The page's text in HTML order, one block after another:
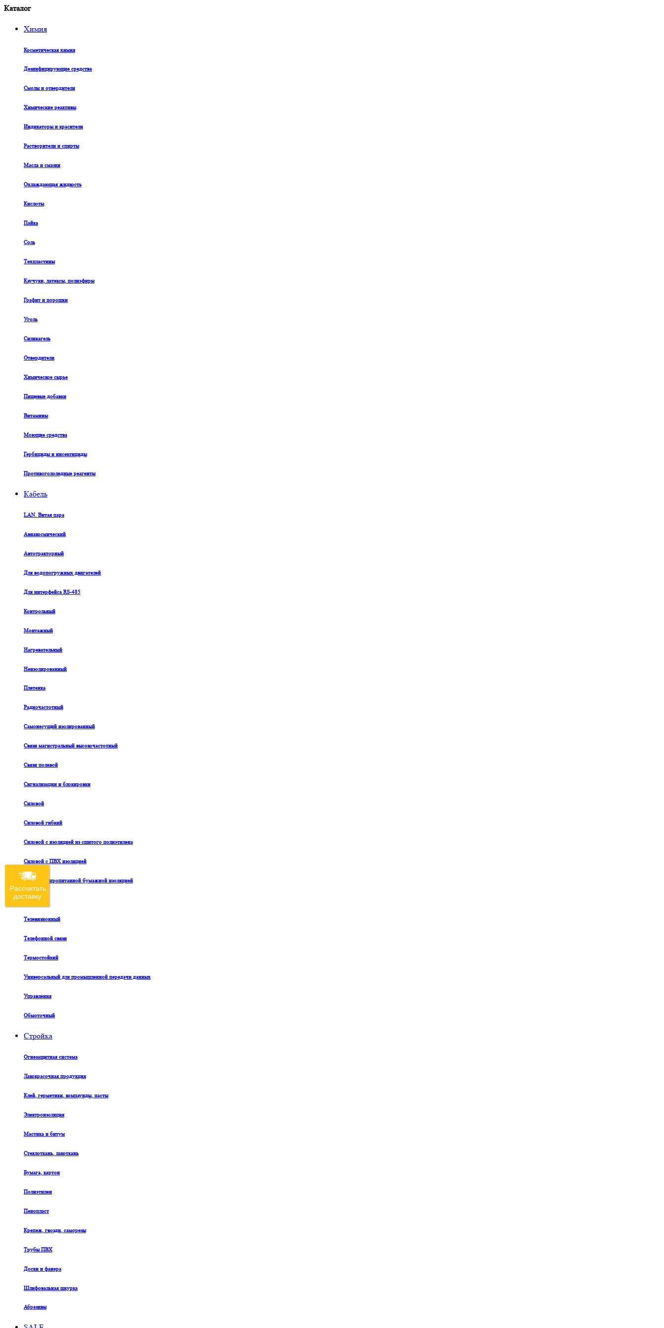
Каталог
Химия
Косметическая химия
Дезинфицирующие средства
Смолы и отвердители
Химические реактивы
Индикаторы и красители
Растворители и спирты
Масла и смазки
Охлаждающая жидкость
Кислоты
Пайка
Соль
Техпластины
Каучуки, латексы, полиэфиры
Графит и порошки
Уголь
Силикагель
Отвердители
Химическое сырье
Пищевые добавки
Витамины
Моющие средства
Гербициды и инсектициды
Противогололедные реагенты
Кабель
LAN. Витая пара
Авиакосмический
Автотракторный
Для водопогружных двигателей
Для интерфейса RS-485
Контрольный
Монтажный
Нагревательный
Неизолированный
Плетенка
Радиочастотный
Самонесущий изолированный
Связи магистральный высокочастотный
Связи полевой
Сигнализации и блокировки
Силовой
Силовой гибкий
Силовой с изоляцией из сшитого полиэтилена
Силовой с ПВХ изоляцией
Силовой с пропитанной бумажной изоляцией
Судовой
Телевизионный
Телефонной связи
Термостойкий
Универсальный для промышленной передачи данных
Управления
Обмоточный
Стройка
Огнезащитная система
Лакокрасочная продукция
Клей, герметики, компаунды, пасты
Электроизоляция
Мастика и битум
Стеклоткань, лакоткань
Бумага, картон
Полиэтилен
Пенопласт
Крепеж, гвозди, саморезы
Трубы ПВХ
Доски и фанера
Шлифовальная шкурка
Абразивы
Рассчитать
доставку